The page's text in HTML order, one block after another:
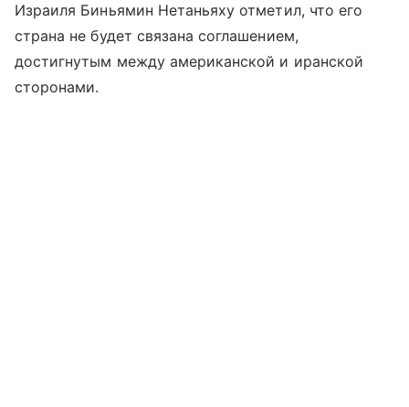
Израиля Биньямин Нетаньяху отметил, что его
страна не будет связана соглашением,
достигнутым между американской и иранской
сторонами.